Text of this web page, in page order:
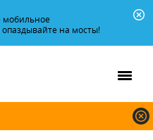
мобильное
на мосты!